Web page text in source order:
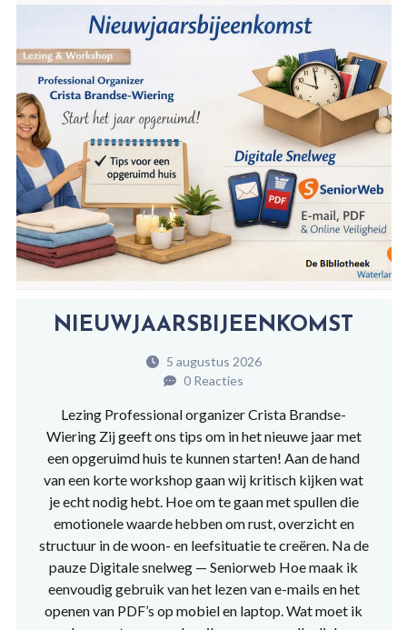
NIEUWJAARSBIJEENKOMST
5 augustus 2026
0 Reacties
Lezing Professional organizer Crista Brandse-
Wiering Zij geeft ons tips om in het nieuwe jaar met
een opgeruimd huis te kunnen starten! Aan de hand
van een korte workshop gaan wij kritisch kijken wat
je echt nodig hebt. Hoe om te gaan met spullen die
emotionele waarde hebben om rust, overzicht en
structuur in de woon- en leefsituatie te creëren. Na de
pauze Digitale snelweg — Seniorweb Hoe maak ik
eenvoudig gebruik van het lezen van e-mails en het
openen van PDF’s op mobiel en laptop. Wat moet ik